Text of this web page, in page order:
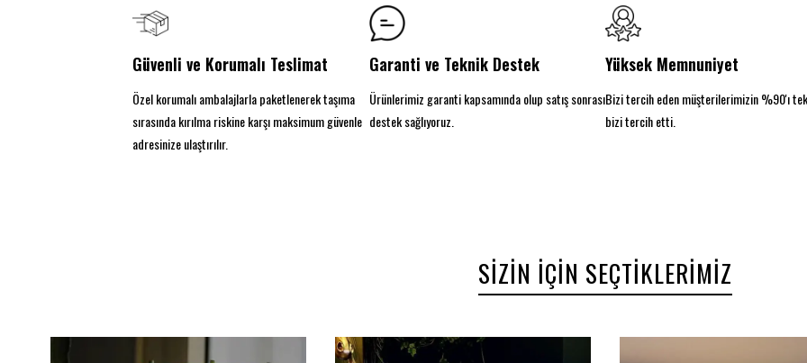
Güvenli ve Korumalı Teslimat
Özel korumalı ambalajlarla paketlenerek taşıma
sırasında kırılma riskine karşı maksimum güvenle
adresinize ulaştırılır.
Garanti ve Teknik Destek
Ürünlerimiz garanti kapsamında olup satış sonrası
destek sağlıyoruz.
Yüksek Memnuniyet
Bizi tercih eden müşterilerimizin %90'ı
bizi tercih etti.
SIZIN İÇIN SEÇTIKLERIMIZ